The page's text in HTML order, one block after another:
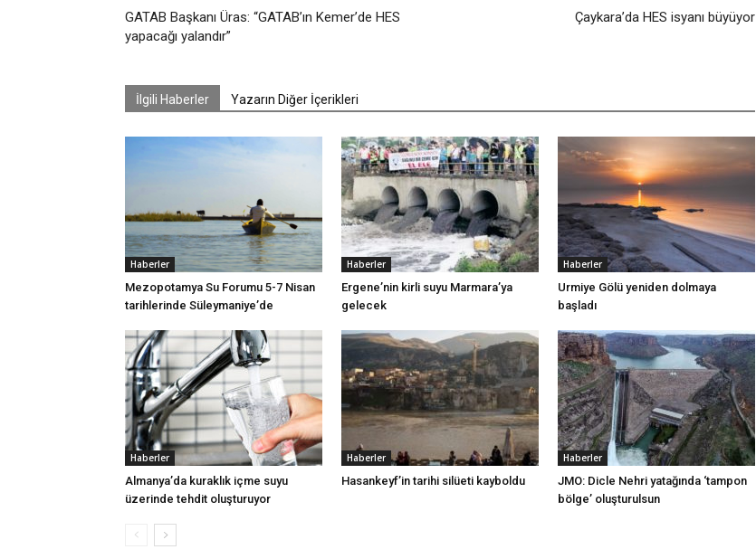
GATAB Başkanı Üras: “GATAB’ın Kemer’de HES
yapacağı yalandır”
Çaykara’da HES isyanı büyüyor
İlgili Haberler Yazarın Diğer İçerikleri
Haberler
Mezopotamya Su Forumu 5-7 Nisan
tarihlerinde Süleymaniye’de
Haberler
Ergene’nin kirli suyu Marmara’ya
gelecek
Haberler
Urmiye Gölü yeniden dolmaya
başladı
Haberler
Almanya’da kuraklık içme suyu
üzerinde tehdit oluşturuyor
Haberler
Hasankeyf’in tarihi silüeti kayboldu
Haberler
JMO: Dicle Nehri yatağında ‘tampon
bölge’ oluşturulsun